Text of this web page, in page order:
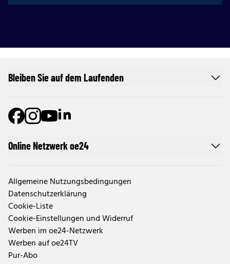
Online Netzwerk oe24
Allgemeine Nutzungsbedingungen
Datenschutzerklärung
Cookie-Liste
Cookie-Einstellungen und Widerruf
Werben im oe24-Netzwerk
Werben auf oe24TV
Pur-Abo
Bleiben Sie auf dem Laufenden